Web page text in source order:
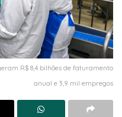
R$ 8,4 bilhões de faturamento
anual e 3,9 mil empregos